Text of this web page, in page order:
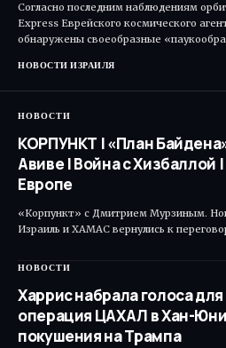
Согласно последним наблюдениям
Express Еврейского космического
обнаружены своеобразные
НОВОСТИ ИЗРАИЛЯ
НОВОСТИ
КОРПУНКТ | «План
Авиве | Война с Хизбаллой
Европе
«Корпункт» с Дмитрием Мурзиным.
Израиль и ХАМАС вернулись к
НОВОСТИ
Харрис набрала голоса
операция ЦАХАЛ в Хан-
покушения на Трампа